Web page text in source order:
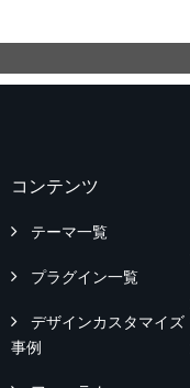
コンテンツ
テーマ一覧
プラグイン一覧
デザインカスタマイズ
事例